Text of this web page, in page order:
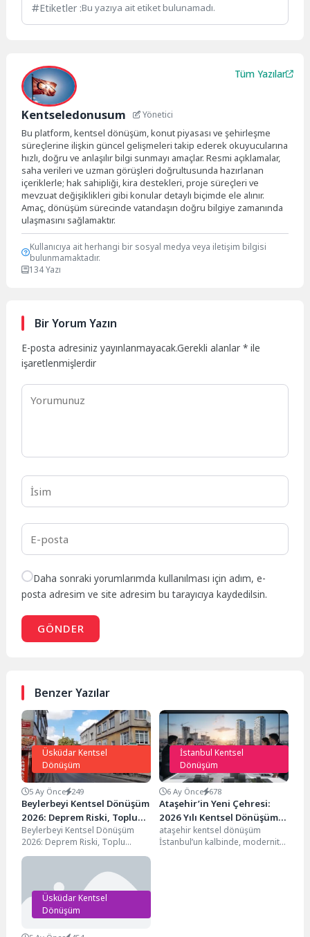
Etiketler :Bu yazıya ait etiket bulunamadı.
Kentseledonusum Yönetici
Tüm Yazılar
Bu platform, kentsel dönüşüm, konut piyasası ve şehirleşme
süreçlerine ilişkin güncel gelişmeleri takip ederek okuyucularına
hızlı, doğru ve anlaşılır bilgi sunmayı amaçlar. Resmi açıklamalar,
saha verileri ve uzman görüşleri doğrultusunda hazırlanan
içeriklerle; hak sahipliği, kira destekleri, proje süreçleri ve
mevzuat değişiklikleri gibi konular detaylı biçimde ele alınır.
Amaç, dönüşüm sürecinde vatandaşın doğru bilgiye zamanında
ulaşmasını sağlamaktır.
Kullanıcıya ait herhangi bir sosyal medya veya iletişim bilgisi
bulunmamaktadır.
134 Yazı
Bir Yorum Yazın
E-posta adresiniz yayınlanmayacak.Gerekli alanlar* ile
işaretlenmişlerdir
Daha sonraki yorumlarımda kullanılması için adım, e-
posta adresim ve site adresim bu tarayıcıya kaydedilsin.
GÖNDER
Benzer Yazılar
Üsküdar Kentsel
Dönüşüm
5 Ay Önce 249
Beylerbeyi Kentsel Dönüşüm
2026: Deprem Riski, Toplu
Dönüşüm Avantajı, Tapu
Süreci ve Boğaz Hattında
Değer Analizi
Beylerbeyi Kentsel Dönüşüm
2026: Deprem Riski, Toplu
Dönüşüm Avantajı, Tapu Süreci
İstanbul Kentsel
Dönüşüm
6 Ay Önce 678
Ataşehir’in Yeni Çehresi:
2026 Yılı Kentsel Dönüşüm
Rehberi ve Güvenli Yaşam
Alanları
ataşehir kentsel dönüşüm
İstanbul’un kalbinde, modernite
Üsküdar Kentsel
Dönüşüm